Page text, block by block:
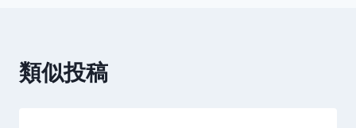
ー
類似投稿